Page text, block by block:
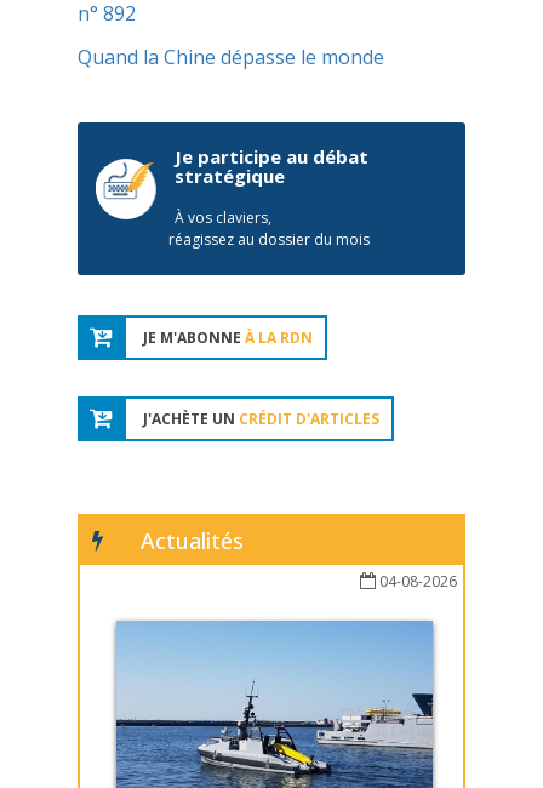
n° 892
Quand la Chine dépasse le monde
Je participe au débat
stratégique
À vos claviers,
réagissez au dossier du mois
JE M'ABONNE À LA RDN
J'ACHÈTE UN CRÉDIT D'ARTICLES
Actualités
04-08-2026